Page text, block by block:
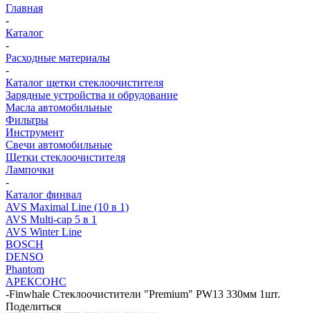
Главная
-
Каталог
-
Расходные материалы
-
Каталог щетки стеклоочистителя
Зарядные устройства и обрудование
Масла автомобильные
Фильтры
Инструмент
Свечи автомобильные
Щетки стеклоочистителя
Лампочки
-
Каталог финвал
AVS Maximal Line (10 в 1)
AVS Multi-cap 5 в 1
AVS Winter Line
BOSCH
DENSO
Phantom
АРЕКСОНС
-Finwhale Стеклоочистители "Premium" PW13 330мм 1шт.
Поделиться